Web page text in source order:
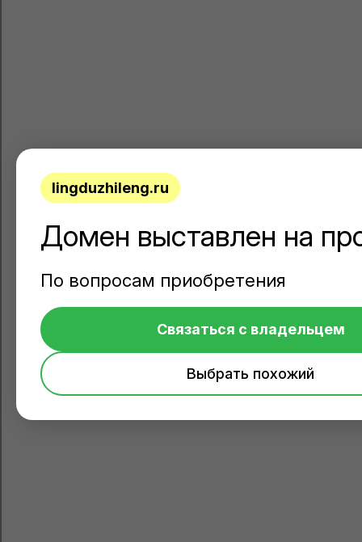
lingduzhileng.ru
Домен выставлен на
По вопросам приобретения
Связаться с владельцем
Выбрать похожий